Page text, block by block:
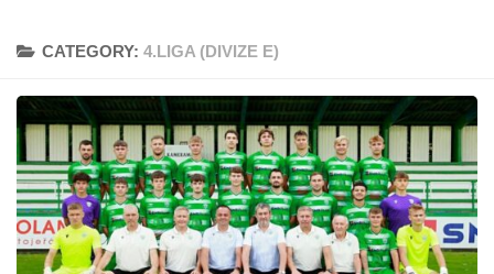
CATEGORY: 4.LIGA (DIVIZE E)